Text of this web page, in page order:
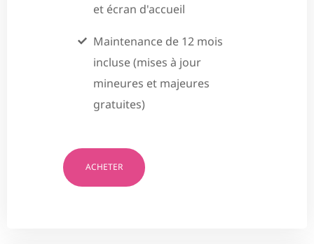
et écran d'accueil
Maintenance de 12 mois
incluse (mises à jour
mineures et majeures
gratuites)
ACHETER